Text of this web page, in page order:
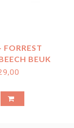
FORREST
BEUK
140 CM +